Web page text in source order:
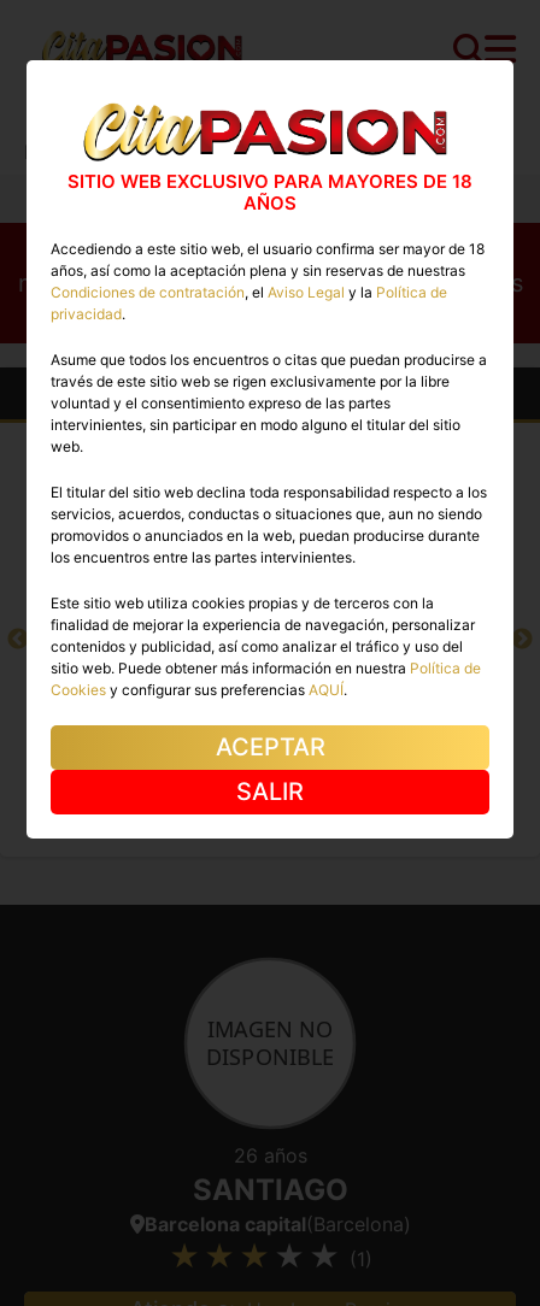
Cita PASION.COM>Boys >Barcelona>
Barcelona capital> Santiago
Este perfil no está disponible en este
momento. Conoce otros perfiles disponibles
Otros Boys en Barcelona capital
CHRISTIAN ANTONIO
26 años
SANTIAGO
Barcelona capital(Barcelona)
(1)
SITIO WEB EXCLUSIVO PARA MAYORES DE 18
AÑOS
Accediendo a este sitio web, el usuario confirma ser mayor de 18
años, así como la aceptación plena y sin reservas de nuestras
Condiciones de contratación, elAviso Legal y la Política de
privacidad.
Asume que todos los encuentros o citas que puedan producirse a
través de este sitio web se rigen exclusivamente por la libre
voluntad y el consentimiento expreso de las partes
intervinientes, sin participar en modo alguno el titular del sitio
web.
El titular del sitio web declina toda responsabilidad respecto a los
servicios, acuerdos, conductas o situaciones que, aun no siendo
promovidos o anunciados en la web, puedan producirse durante
los encuentros entre las partes intervinientes.
Este sitio web utiliza cookies propias y de terceros con la
finalidad de mejorar la experiencia de navegación, personalizar
contenidos y publicidad, así como analizar el tráfico y uso del
sitio web. Puede obtener más información en nuestra Política de
Cookies y configurar sus preferenciasAQUÍ.
ACEPTAR
SALIR